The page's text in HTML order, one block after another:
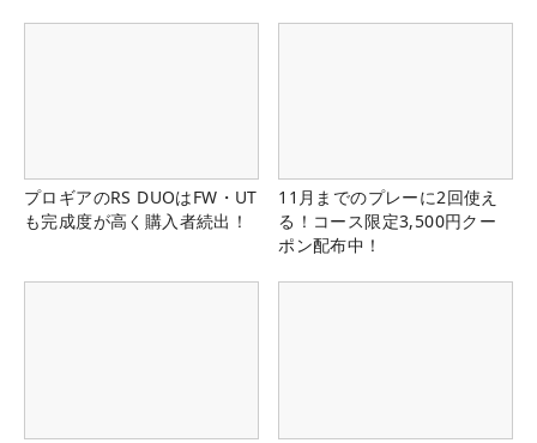
プロギアのRS DUOはFW・UT
も完成度が高く購入者続出！
11月までのプレーに2回使え
る！コース限定3,500円クー
ポン配布中！